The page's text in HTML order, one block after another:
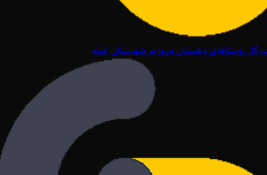
روستاهای دهستان مرغا در شهرستان ایذه